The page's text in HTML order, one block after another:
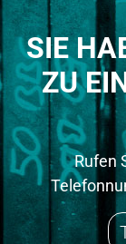
SIE
ZU
Rufen